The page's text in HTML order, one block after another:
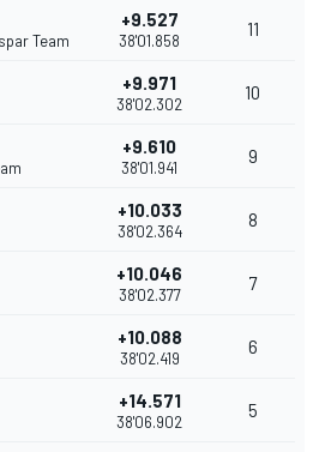
Team
+9.527
38'01.858
11
+9.971
38'02.302
10
+9.610
38'01.941
9
+10.033
38'02.364
8
+10.046
38'02.377
7
+10.088
38'02.419
6
+14.571
38'06.902
5